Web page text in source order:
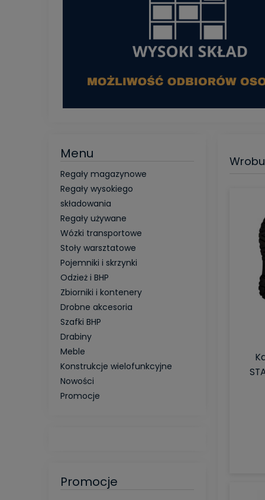
Menu
Regały magazynowe
Regały wysokiego
składowania
Regały używane
Wózki transportowe
Stoły warsztatowe
Pojemniki i skrzynki
Odzież i BHP
Zbiorniki i kontenery
Drobne akcesoria
Szafki BHP
Drabiny
Meble
Konstrukcje wielofunkcyjne
Nowości
Promocje
Promocje